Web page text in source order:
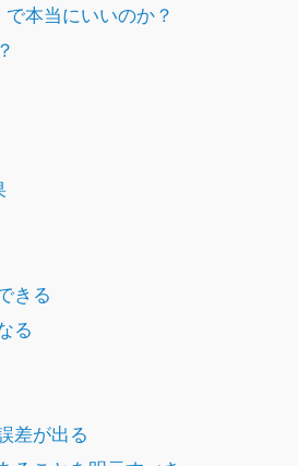
本当にいいのか？
きる
る
差が出る